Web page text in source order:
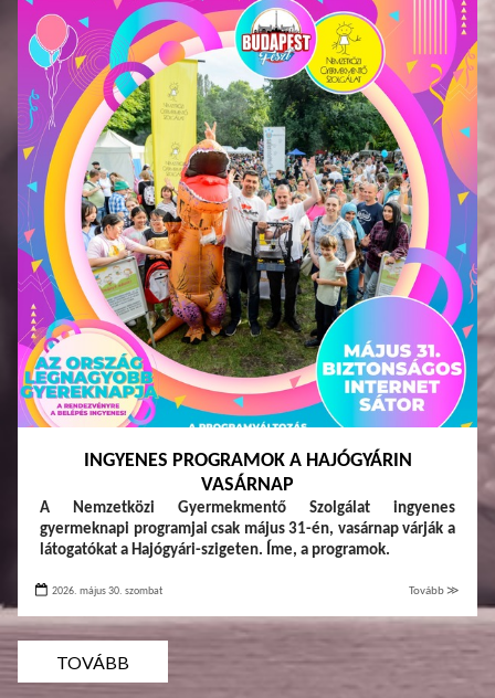
INGYENES PROGRAMOK A HAJÓGYÁRIN
VASÁRNAP
A Nemzetközi Gyermekmentő Szolgálat ingyenes
gyermeknapi programjai csak május 31-én, vasárnap várják a
látogatókat a Hajógyári-szigeten. Íme, a programok.
2026. május 30. szombat Tovább ≫
TOVÁBB